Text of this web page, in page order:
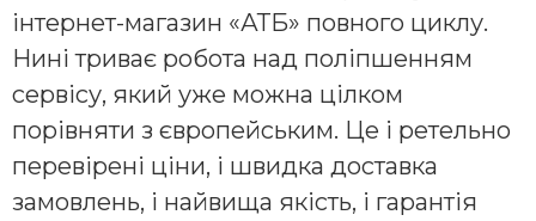
інтернет-магазин «АТБ» повного циклу.
Нині триває робота над поліпшенням
сервісу, який уже можна цілком
порівняти з європейським. Це і ретельно
перевірені ціни, і швидка доставка
замовлень, і найвища якість, і гарантія